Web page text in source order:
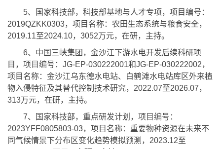
5、国家科技部，科技部基地与人才专项，项目编号：
2019QZKK0303，项目名称：农田生态系统与粮食安全，
2019.11至2024.10，3052万元，在研，主持。
6、中国三峡集团，金沙江下游水电开发后续科研项
目，项目编号：JG-EP-030222001和JG-EP-030222002，
项目名称：金沙江乌东德水电站、白鹤滩水电站库区外来植
物入侵特征及其替代控制技术研究，2022.07至2026.07，
313万元，在研，主持。
7、国家科技部，重点研发计划，项目编号：
2023YFF0805803-03，项目名称：重要物种资源在未来不
同气候情景下分布区变化趋势模拟预测，2023.12至